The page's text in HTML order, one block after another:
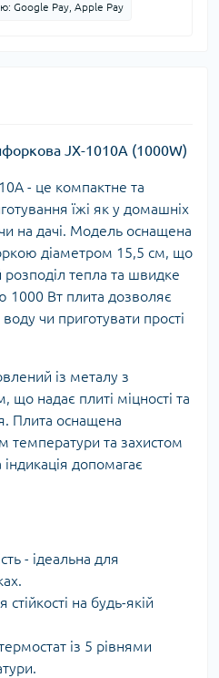
Google Pay, Apple Pay
JX-1010A (1000W)
- це компактне та
їжі як у домашніх
на дачі. Модель оснащена
діаметром 15,5 см, що
розподіл тепла та швидке
1000 Вт плита дозволяє
чи приготувати прості
із металу з
надає плиті міцності та
Плита оснащена
температури та захистом
індикація допомагає
- ідеальна для
на будь-якій
із 5 рівнями